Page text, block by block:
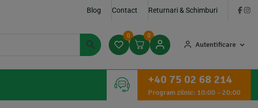
Blog Contact Returnari & Schimburi
0 0
Autentificare
+40 75 02 68 214
Program zilnic: 10:00 – 20:00